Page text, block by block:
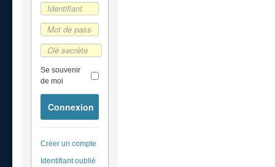
Se souvenir
de moi
Connexion
Créer un compte
Identifiant oublié